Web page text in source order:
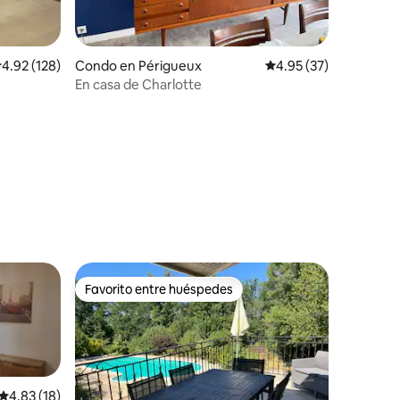
promedio: 4.92 de 5, 128 reseñas
4.92 (128)
Condo en Périgueux Calificación
4.95 (37)
En casa de Charlotte
promedio: 4.83 de 5, 18 reseñas
4.83 (18)
Favorito entre huéspedes
Favorito entre huéspedes